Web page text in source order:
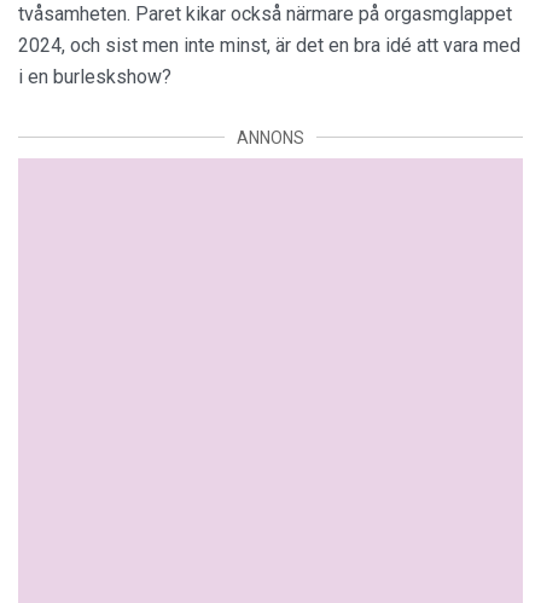
tvåsamheten. Paret kikar också närmare på orgasmglappet
2024, och sist men inte minst, är det en bra idé att vara med
i en burleskshow?
ANNONS